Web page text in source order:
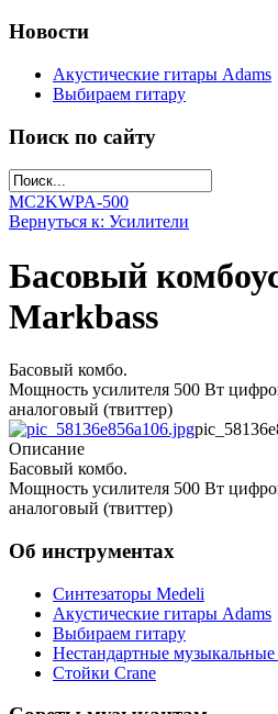
Новости
Акустические гитары Adams
Выбираем гитару
Поиск по сайту
MC2KWPA-500
Вернуться к: Усилители
Басовый
Markbass
Басовый комбо.
Мощность усилителя 500 Вт
аналоговый (твиттер)
Описание
Басовый комбо.
Мощность усилителя 500 Вт
аналоговый (твиттер)
Об инструментах
Синтезаторы Мedeli
Акустические гитары Adams
Выбираем гитару
Нестандартные
Стойки Crane